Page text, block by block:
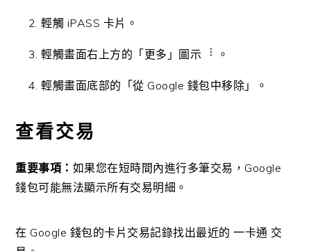
輕觸 iPASS 卡片。
輕觸畫面右上方的「更多」圖示 。
輕觸畫面底部的「從 Google 錢包中移除」。
查看交易
重要事項： 如果您在短時間內進行多筆交易，Google
錢包可能無法顯示所有交易明細。
在 Google 錢包的卡片交易記錄找出最近的 一卡通 交